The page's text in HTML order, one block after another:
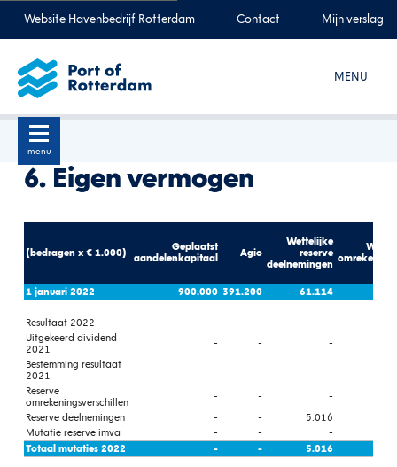
Website Havenbedrijf Rotterdam Contact Mijn verslag
MENU
menu
6. Eigen vermogen
(bedragen x € 1.000)
Geplaatst
aandelenkapitaal
Agio
Wettelijke
reserve
deelnemingen
1 januari 2022 900.000 391.200 61.114
Resultaat 2022 - -
-
Uitgekeerd dividend
2021
- -
-
Bestemming resultaat
2021
- -
-
Reserve
omrekeningsverschillen
- -
-
Reserve deelnemingen
- -
5.016
Mutatie reserve imva
- -
-
Totaal mutaties 2022
- - 5.016